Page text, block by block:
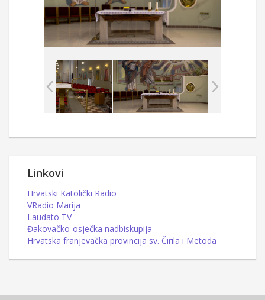
Linkovi
Hrvatski Katolički Radio
VRadio Marija
Laudato TV
Đakovačko-osječka nadbiskupija
Hrvatska franjevačka provincija sv. Čirila i Metoda